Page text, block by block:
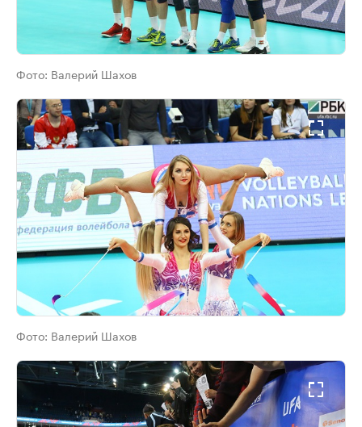
Фото: Валерий Шахов
Фото: Валерий Шахов